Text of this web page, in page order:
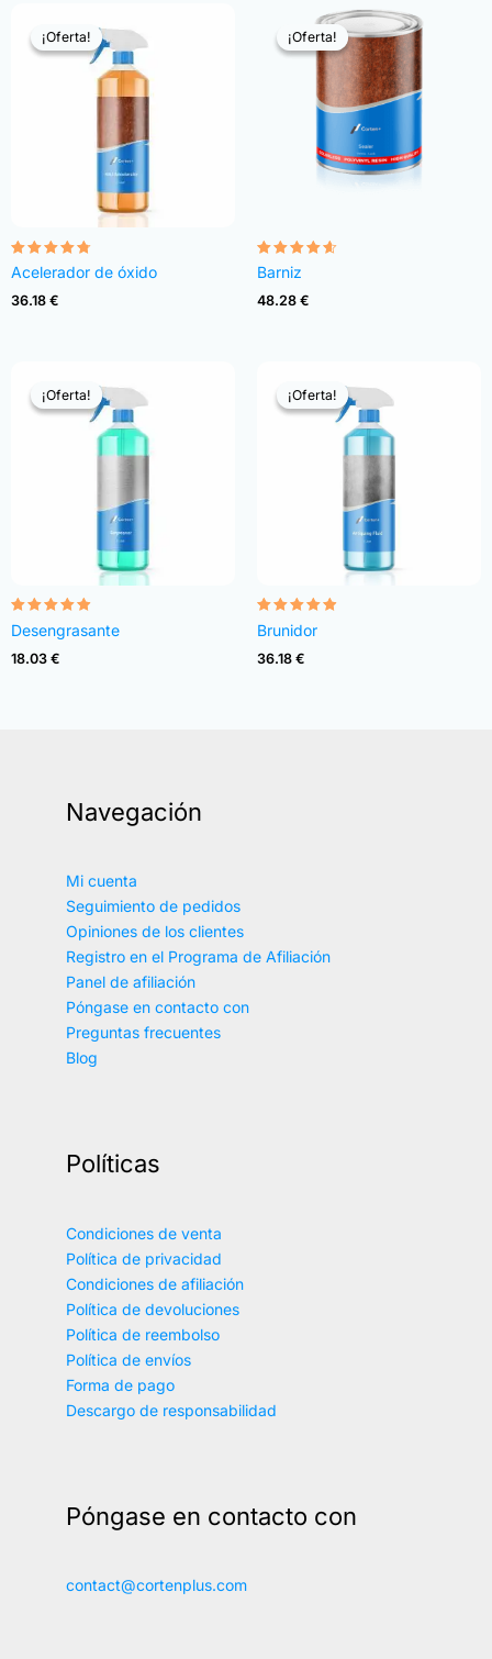
¡Oferta!
¡Oferta!
Valorado
con
4.68
de 5
Acelerador de óxido
36.18 €
¡Oferta!
¡Oferta!
Valorado
con
4.54
de 5
Barniz
48.28 €
¡Oferta!
¡Oferta!
Valorado
con
4.82
de 5
Desengrasante
18.03 €
¡Oferta!
¡Oferta!
Valorado
con
4.83
de 5
Brunidor
36.18 €
Navegación
Mi cuenta
Seguimiento de pedidos
Opiniones de los clientes
Registro en el Programa de Afiliación
Panel de afiliación
Póngase en contacto con
Preguntas frecuentes
Blog
Políticas
Condiciones de venta
Política de privacidad
Condiciones de afiliación
Política de devoluciones
Política de reembolso
Política de envíos
Forma de pago
Descargo de responsabilidad
Póngase en contacto con
contact@cortenplus.com